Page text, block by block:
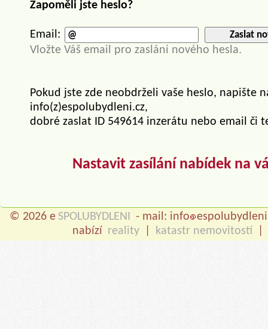
Zapoměli jste heslo?
Email: Zaslat
Vložte Váš email pro zasláni nového hesla.
Pokud jste zde neobdrželi vaše heslo, napište
info(z)espolubydleni.cz,
dobré zaslat ID 549614 inzerátu nebo email či
Nastavit zasílání nabídek na
© 2026 e SPOLUBYDLENI - mail: info
nabízí reality katastr nemovitostí